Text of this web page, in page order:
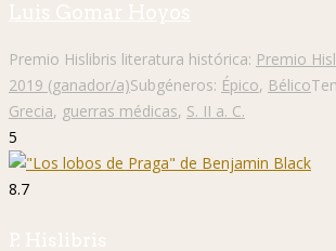
Luis Gomar Hoyos
Premio Hislibris literatura histórica: Premio
2019 (ganador/a)Subgéneros: Épico, Bélico
Grecia, guerras médicas, S. II a. C.
5
8.7
P. Hislibris